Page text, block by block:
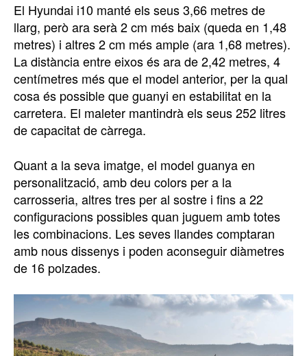
El Hyundai i10 manté els seus 3,66 metres de
llarg, però ara serà 2 cm més baix (queda en 1,48
metres) i altres 2 cm més ample (ara 1,68 metres).
La distància entre eixos és ara de 2,42 metres, 4
centímetres més que el model anterior, per la qual
cosa és possible que guanyi en estabilitat en la
carretera. El maleter mantindrà els seus 252 litres
de capacitat de càrrega.
Quant a la seva imatge, el model guanya en
personalització, amb deu colors per a la
carrosseria, altres tres per al sostre i fins a 22
configuracions possibles quan juguem amb totes
les combinacions. Les seves llandes comptaran
amb nous dissenys i poden aconseguir diàmetres
de 16 polzades.